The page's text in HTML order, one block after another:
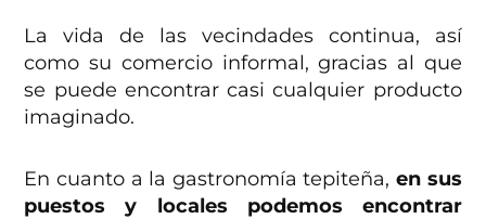
La vida de las vecindades continua, así
como su comercio informal, gracias al que
se puede encontrar casi cualquier producto
imaginado.
En cuanto a la gastronomía tepiteña, en sus
puestos y locales podemos encontrar